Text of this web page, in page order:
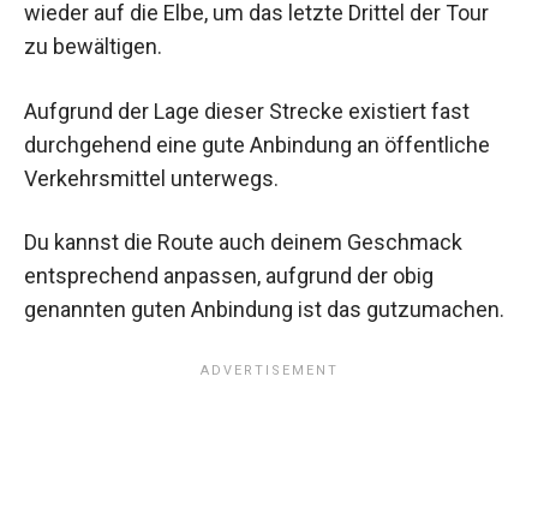
wieder auf die Elbe, um das letzte Drittel der Tour
zu bewältigen.
Aufgrund der Lage dieser Strecke existiert fast
durchgehend eine gute Anbindung an öffentliche
Verkehrsmittel unterwegs.
Du kannst die Route auch deinem Geschmack
entsprechend anpassen, aufgrund der obig
genannten guten Anbindung ist das gutzumachen.